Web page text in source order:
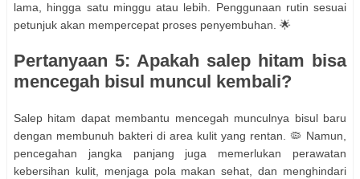
lama, hingga satu minggu atau lebih. Penggunaan rutin sesuai
petunjuk akan mempercepat proses penyembuhan. 🌟
Pertanyaan 5: Apakah salep hitam bisa
mencegah bisul muncul kembali?
Salep hitam dapat membantu mencegah munculnya bisul baru
dengan membunuh bakteri di area kulit yang rentan. 🦠 Namun,
pencegahan jangka panjang juga memerlukan perawatan
kebersihan kulit, menjaga pola makan sehat, dan menghindari